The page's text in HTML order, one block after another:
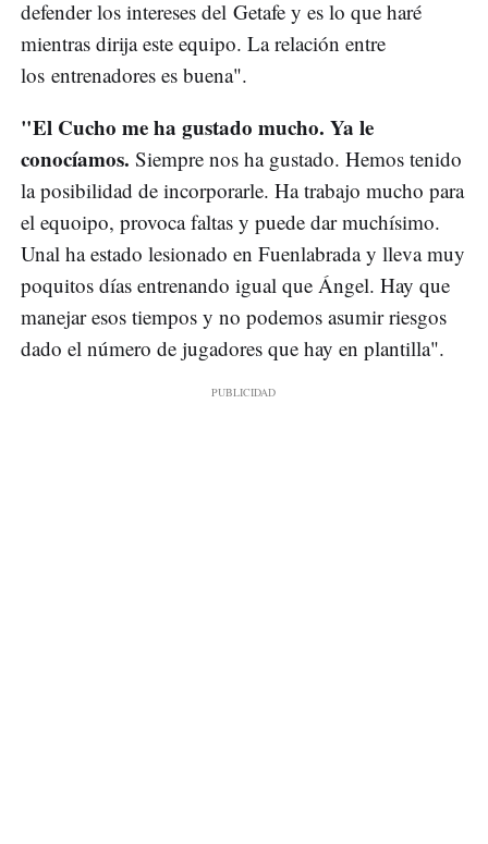
defender los intereses del Getafe y es lo que haré
mientras dirija este equipo. La relación entre
los entrenadores es buena".
"El Cucho me ha gustado mucho. Ya le
conocíamos. Siempre nos ha gustado. Hemos tenido
la posibilidad de incorporarle. Ha trabajo mucho para
el equoipo, provoca faltas y puede dar muchísimo.
Unal ha estado lesionado en Fuenlabrada y lleva muy
poquitos días entrenando igual que Ángel. Hay que
manejar esos tiempos y no podemos asumir riesgos
dado el número de jugadores que hay en plantilla".